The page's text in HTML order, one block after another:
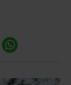
E-mail